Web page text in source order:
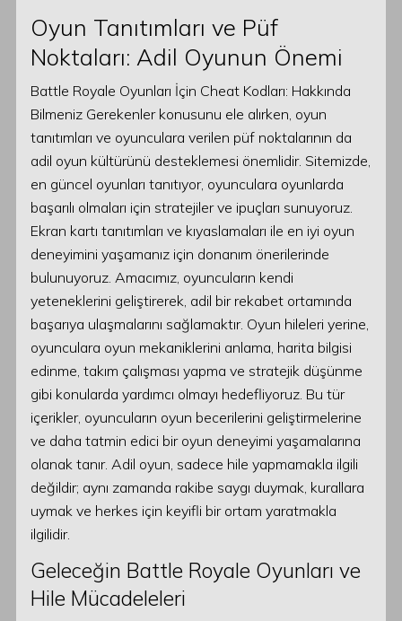
Oyun Tanıtımları ve Püf
Noktaları: Adil Oyunun Önemi
Battle Royale Oyunları İçin Cheat Kodları: Hakkında
Bilmeniz Gerekenler konusunu ele alırken, oyun
tanıtımları ve oyunculara verilen püf noktalarının da
adil oyun kültürünü desteklemesi önemlidir. Sitemizde,
en güncel oyunları tanıtıyor, oyunculara oyunlarda
başarılı olmaları için stratejiler ve ipuçları sunuyoruz.
Ekran kartı tanıtımları ve kıyaslamaları ile en iyi oyun
deneyimini yaşamanız için donanım önerilerinde
bulunuyoruz. Amacımız, oyuncuların kendi
yeteneklerini geliştirerek, adil bir rekabet ortamında
başarıya ulaşmalarını sağlamaktır. Oyun hileleri yerine,
oyunculara oyun mekaniklerini anlama, harita bilgisi
edinme, takım çalışması yapma ve stratejik düşünme
gibi konularda yardımcı olmayı hedefliyoruz. Bu tür
içerikler, oyuncuların oyun becerilerini geliştirmelerine
ve daha tatmin edici bir oyun deneyimi yaşamalarına
olanak tanır. Adil oyun, sadece hile yapmamakla ilgili
değildir; aynı zamanda rakibe saygı duymak, kurallara
uymak ve herkes için keyifli bir ortam yaratmakla
ilgilidir.
Geleceğin Battle Royale Oyunları ve
Hile Mücadeleleri